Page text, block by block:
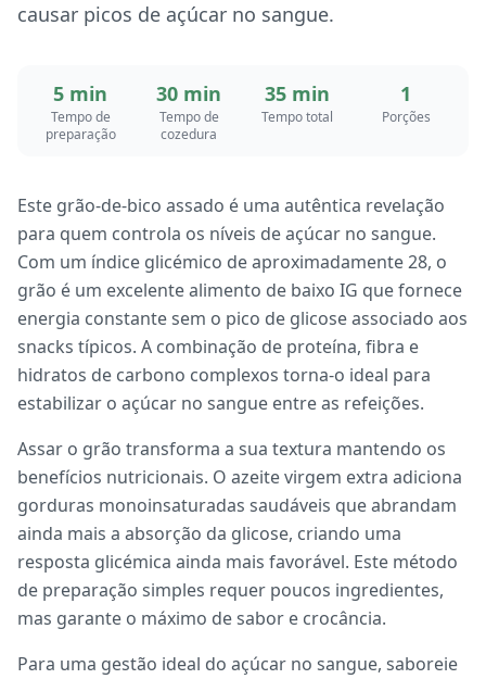
causar picos de açúcar no sangue.
5 min
Tempo de
preparação
30 min
Tempo de
cozedura
35 min
Tempo total
1
Porções
Este grão-de-bico assado é uma autêntica revelação
para quem controla os níveis de açúcar no sangue.
Com um índice glicémico de aproximadamente 28, o
grão é um excelente alimento de baixo IG que fornece
energia constante sem o pico de glicose associado aos
snacks típicos. A combinação de proteína, fibra e
hidratos de carbono complexos torna-o ideal para
estabilizar o açúcar no sangue entre as refeições.
Assar o grão transforma a sua textura mantendo os
benefícios nutricionais. O azeite virgem extra adiciona
gorduras monoinsaturadas saudáveis que abrandam
ainda mais a absorção da glicose, criando uma
resposta glicémica ainda mais favorável. Este método
de preparação simples requer poucos ingredientes,
mas garante o máximo de sabor e crocância.
Para uma gestão ideal do açúcar no sangue, saboreie